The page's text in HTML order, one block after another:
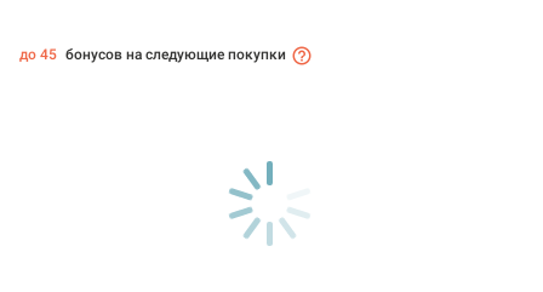
до 45 бонусов на следующие покупки